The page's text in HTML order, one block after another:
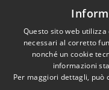
Dichiarazione di
Accessibilità
Questo sito web
necessari al corretto
nonché un cookie
informazioni
Per maggiori dettagli, può